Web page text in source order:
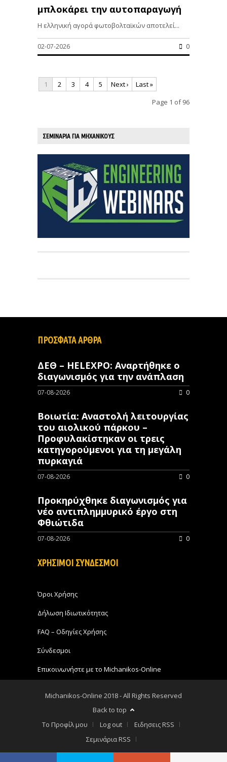
μπλοκάρει την αυτοπαραγωγή
Η ελληνική αγορά φωτοβολταϊκών αποτελεί...
02-07-2026 0
1 2 3 4 5 Next ›
Last »
Page 1 of 96
ΣΕΜΙΝΑΡΙΑ ΓΙΑ ΜΗΧΑΝΙΚΟΥΣ
ΠΡΟΣΦΑΤΑ ΑΡΘΡΑ
ΔΕΘ – HELEXPO: Αναρτήθηκε ο
διαγωνισμός για την ανάπλαση
07-08-2026 0
Βοιωτία: Αναστολή λειτουργίας
του αιολικού πάρκου –
Προφυλακίστηκαν οι τρεις
κατηγορούμενοι για τη μεγάλη
πυρκαγιά
07-08-2026 0
Προκηρύχθηκε διαγωνισμός για
νέo αντιπλημμυρικό έργο στη
Φθιώτιδα
07-08-2026 0
ΧΡΗΣΙΜΟΙ ΣΥΝΔΕΣΜΟΙ
Όροι Χρήσης
Δήλωση Ιδιωτικότητας
FAQ – Οδηγίες Χρήσης
Σύνδεσμοι
Επικοινωνήστε με το Michanikos-Online
Michanikos-Online 2018 - All Rights Reserved
Back to top
Το Προφίλ μου
Log out
Ειδησεις RSS
Σεμινάρια RSS